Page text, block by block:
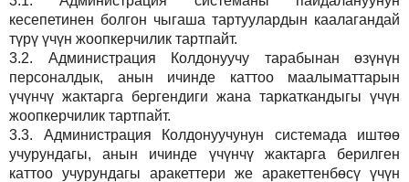
кесепетинен болгон чыгаша тартуулардын каалагандай
түрү үчүн жоопкерчилик тартпайт.
3.2. Администрация
Колдонуучу тарабынан өзүнүн
персоналдык, анын ичинде каттоо маалыматтарын
үчүнчү жактарга бергендиги жана таркаткандыгы үчүн
жоопкерчилик тартпайт.
3.3. Администрация Колдонуучунун системада иштөө
учурундагы, анын ичинде үчүнчү жактарга берилген
каттоо учурундагы аракеттери же аракеттенбөсү үчүн